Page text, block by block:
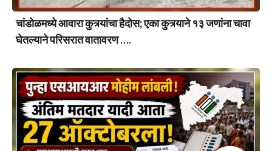
चांडोळमध्ये आवारा कुत्र्यांचा हैदोस; एका कुत्र्याने १३ जणांना चावा
घेतल्याने परिसरात वातावरण ….